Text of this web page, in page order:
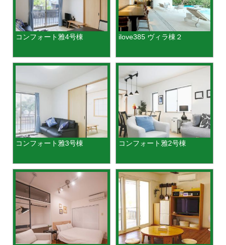
コンフォート雅4号棟 ilove385 ヴィラ棟２
コンフォート雅3号棟 コンフォート雅2号棟